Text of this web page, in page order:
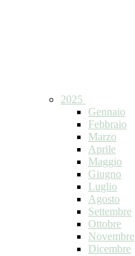
2025
Gennaio
Febbraio
Marzo
Aprile
Maggio
Giugno
Luglio
Agosto
Settembre
Ottobre
Novembre
Dicembre